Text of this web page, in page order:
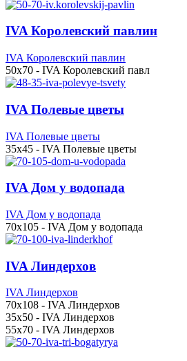
IVA Королевский павлин
IVA Королевский павлин
50x70 - IVA Королевский павл
IVA Полевые цветы
IVA Полевые цветы
35x45 - IVA Полевые цветы
IVA Дом у водопада
IVA Дом у водопада
70x105 - IVA Дом у водопада
IVA Линдерхов
IVA Линдерхов
70x108 - IVA Линдерхов
35x50 - IVA Линдерхов
55x70 - IVA Линдерхов